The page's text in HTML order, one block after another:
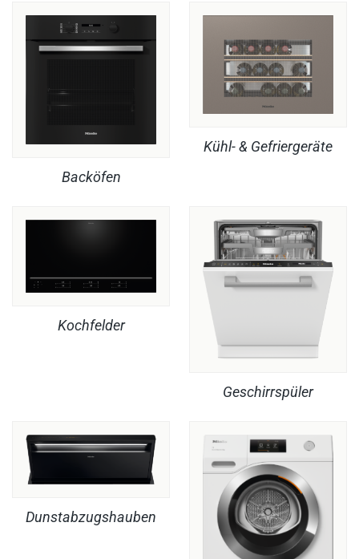
Backöfen
Kühl- & Gefriergeräte
Kochfelder
Geschirrspüler
Dunstabzugshauben